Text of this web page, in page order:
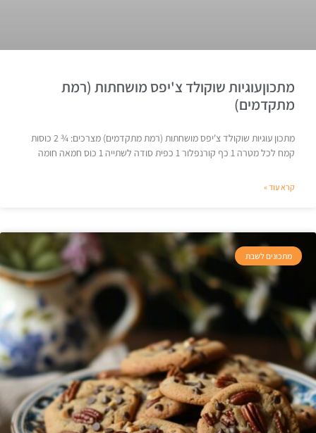
מתכוןעוגיות שוקולד צ'יפס מושחתות (רמת
מתקדמים)
מתכון עוגיות שוקולד צ'יפס מושחתות (רמת מתקדמים) מצרכים: ¾ 2 כוסות
קמח לכל מטרה 1 כף קורנפלור 1 כפית סודה לשתייה 1 כוס חמאה חומה
קרא עוד »
מתכונים לשבת